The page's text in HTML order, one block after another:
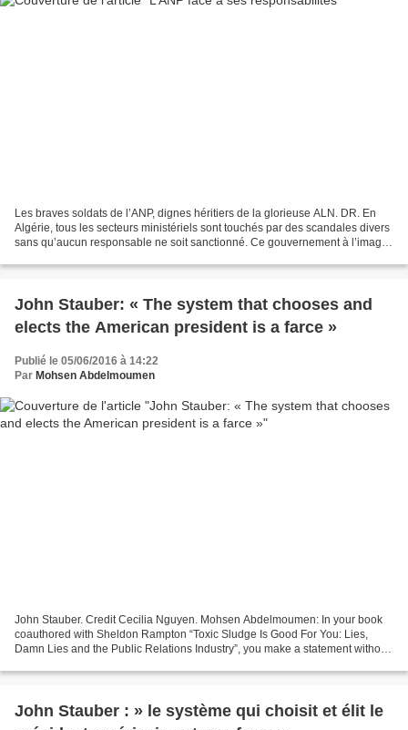
Les braves soldats de l’ANP, dignes héritiers de la glorieuse ALN. DR. En
Algérie, tous les secteurs ministériels sont touchés par des scandales divers
sans qu’aucun responsable ne soit sanctionné. Ce gouvernement à l’image
John Stauber: « The system that chooses and
elects the American president is a farce »
Publié le 05/06/2016 à 14:22
Par Mohsen Abdelmoumen
John Stauber. Credit Cecilia Nguyen. Mohsen Abdelmoumen: In your book
coauthored with Sheldon Rampton “Toxic Sludge Is Good For You: Lies,
Damn Lies and the Public Relations Industry”, you make a statement without
John Stauber : » le système qui choisit et élit le